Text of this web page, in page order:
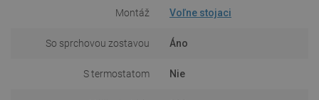
Montáž Voľne stojaci
So sprchovou zostavou Áno
S termostatom Nie